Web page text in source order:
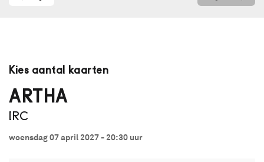
je
van
een
schermlezer?
kun
Kies aantal kaarten
ARTHA
IRC
woensdag 07 april 2027 - 20:30 uur